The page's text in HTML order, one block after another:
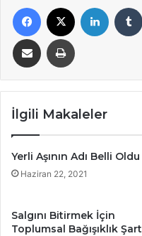
Facebook LinkedIn
E-Posta ile paylaş Yazdır
İlgili Makaleler
Yerli Aşının Adı Belli Oldu
Haziran 22, 2021
Salgını Bitirmek İçin
Toplumsal Bağışıklık Şart